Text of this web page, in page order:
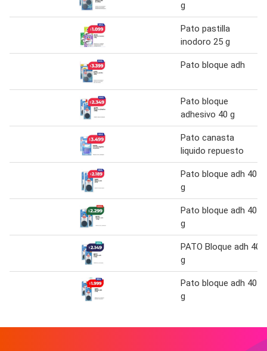
g
Pato pastilla
inodoro 25 g
Pato bloque adh
Pato bloque
adhesivo 40 g
Pato canasta
liquido repuesto
Pato bloque adh 40
g
Pato bloque adh 40
g
PATO Bloque adh 40
g
Pato bloque adh 40
g